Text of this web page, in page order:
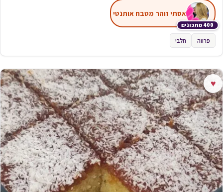
400 מתכונים
אסתי זוהר מטבח אותנטי
פרווה חלבי
♥